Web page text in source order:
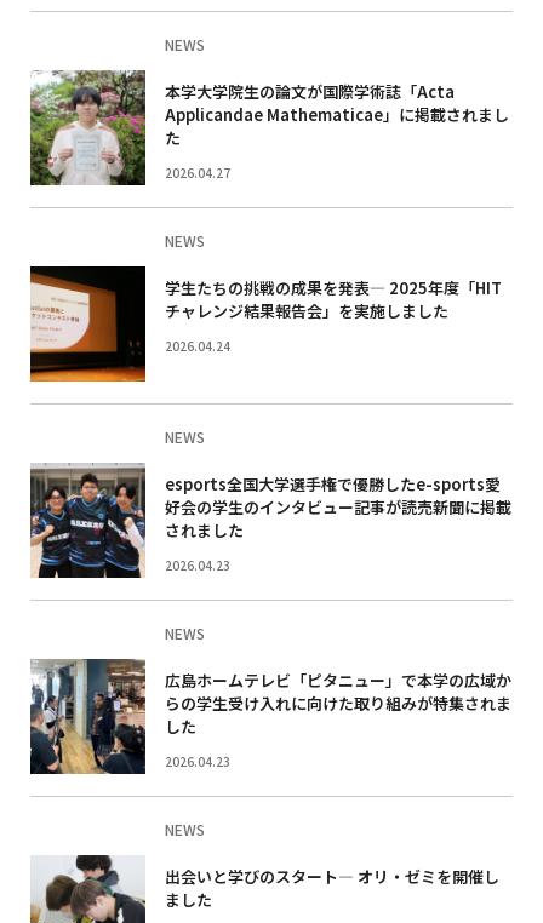
NEWS
本学大学院生の論文が国際学術誌「Acta
Applicandae Mathematicae」に掲載されまし
た
2026.04.27
NEWS
学生たちの挑戦の成果を発表― 2025年度「HIT
チャレンジ結果報告会」を実施しました
2026.04.24
NEWS
esports全国大学選手権で優勝したe-sports愛
好会の学生のインタビュー記事が読売新聞に掲載
されました
2026.04.23
NEWS
広島ホームテレビ「ピタニュー」で本学の広域か
らの学生受け入れに向けた取り組みが特集されま
した
2026.04.23
NEWS
出会いと学びのスタート― オリ・ゼミを開催し
ました